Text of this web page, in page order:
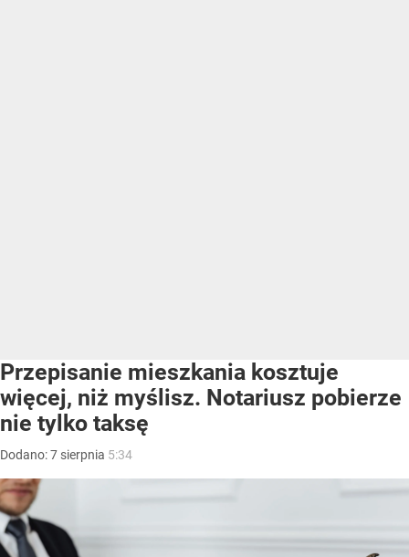
Przepisanie mieszkania kosztuje
więcej, niż myślisz. Notariusz pobierze
nie tylko taksę
Dodano:7 sierpnia 5:34